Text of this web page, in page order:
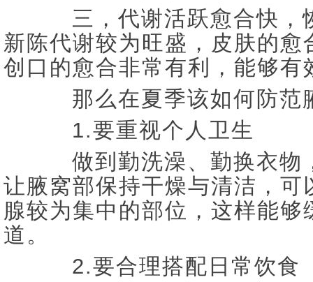
三，代谢活跃愈合快，
新陈代谢较为旺盛，皮肤的
创口的愈合非常有利，能够有
那么在夏季该如何防范
1.要重视个人卫生
做到勤洗澡、勤换衣物
让腋窝部保持干燥与清洁，
腺较为集中的部位，这样能
道。
2.要合理搭配日常饮食